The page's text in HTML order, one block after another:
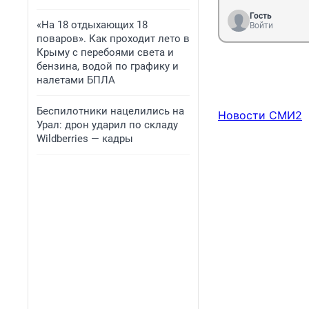
«На 18 отдыхающих 18
поваров». Как проходит лето в
Крыму с перебоями света и
бензина, водой по графику и
налетами БПЛА
Беспилотники нацелились на
Урал: дрон ударил по складу
Wildberries — кадры
Гость
Войти
Новости СМИ2